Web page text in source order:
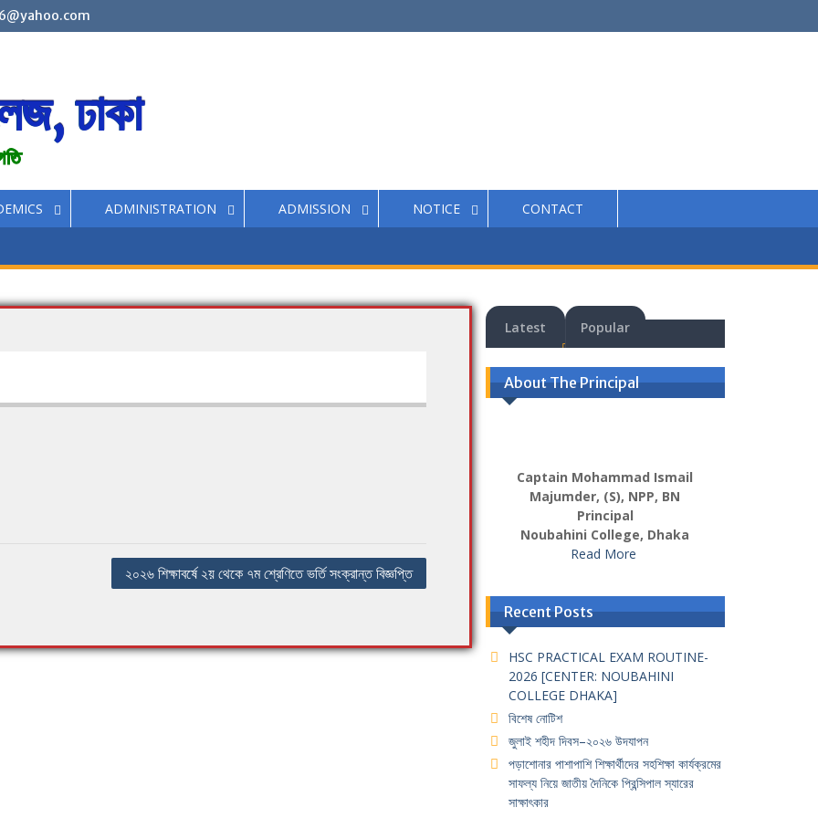
ঢাকা
ADMINISTRATION ADMISSION NOTICE CONTACT
২০২৬ শিক্ষাবর্ষে ২য় থেকে ৭ম শ্রেণিতে ভর্তি সংক্রান্ত বিজ্ঞপ্তি
Latest Popular
About The Principal
Captain Mohammad Ismail
Majumder, (S), NPP, BN
Principal
Noubahini College, Dhaka
Read More
Recent Posts
HSC PRACTICAL EXAM ROUTINE-
2026 [CENTER: NOUBAHINI
COLLEGE DHAKA]
বিশেষ নোটিশ
জুলাই শহীদ দিবস–২০২৬ উদযাপন
পড়াশোনার পাশাপাশি শিক্ষার্থীদের সহশিক্ষা কার্যক্রমের
সাফল্য নিয়ে জাতীয় দৈনিকে প্রিন্সিপাল স্যারের
সাক্ষাৎকার